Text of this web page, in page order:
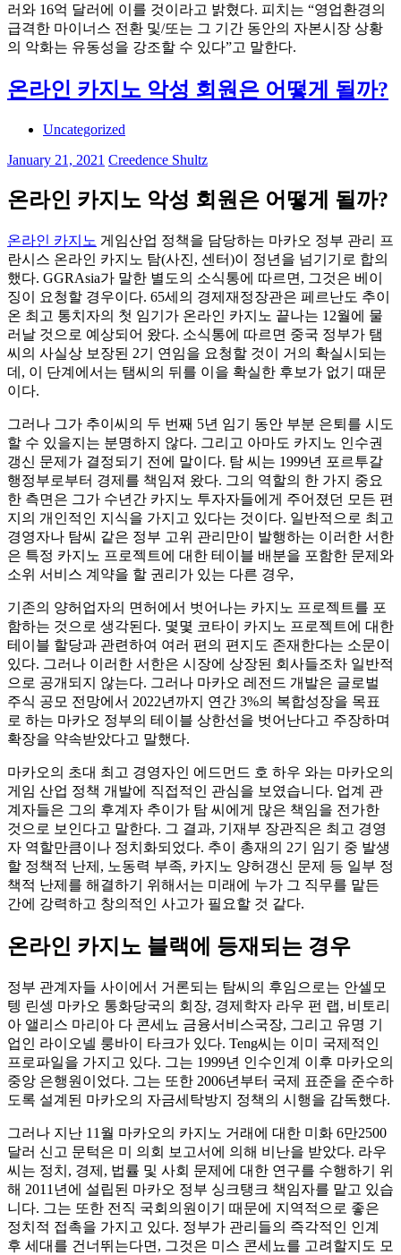
러와 16억 달러에 이를 것이라고 밝혔다. 피치는 “영업환경의
급격한 마이너스 전환 및/또는 그 기간 동안의 자본시장 상황
의 악화는 유동성을 강조할 수 있다”고 말한다.
온라인 카지노 악성 회원은 어떻게 될까?
Uncategorized
January 21, 2021 Creedence Shultz
온라인 카지노 악성 회원은 어떻게 될까?
온라인 카지노 게임산업 정책을 담당하는 마카오 정부 관리 프
란시스 온라인 카지노 탐(사진, 센터)이 정년을 넘기기로 합의
했다. GGRAsia가 말한 별도의 소식통에 따르면, 그것은 베이
징이 요청할 경우이다. 65세의 경제재정장관은 페르난도 추이
온 최고 통치자의 첫 임기가 온라인 카지노 끝나는 12월에 물
러날 것으로 예상되어 왔다. 소식통에 따르면 중국 정부가 탬
씨의 사실상 보장된 2기 연임을 요청할 것이 거의 확실시되는
데, 이 단계에서는 탬씨의 뒤를 이을 확실한 후보가 없기 때문
이다.
그러나 그가 추이씨의 두 번째 5년 임기 동안 부분 은퇴를 시도
할 수 있을지는 분명하지 않다. 그리고 아마도 카지노 인수권
갱신 문제가 결정되기 전에 말이다. 탐 씨는 1999년 포르투갈
행정부로부터 경제를 책임져 왔다. 그의 역할의 한 가지 중요
한 측면은 그가 수년간 카지노 투자자들에게 주어졌던 모든 편
지의 개인적인 지식을 가지고 있다는 것이다. 일반적으로 최고
경영자나 탐씨 같은 정부 고위 관리만이 발행하는 이러한 서한
은 특정 카지노 프로젝트에 대한 테이블 배분을 포함한 문제와
소위 서비스 계약을 할 권리가 있는 다른 경우,
기존의 양허업자의 면허에서 벗어나는 카지노 프로젝트를 포
함하는 것으로 생각된다. 몇몇 코타이 카지노 프로젝트에 대한
테이블 할당과 관련하여 여러 편의 편지도 존재한다는 소문이
있다. 그러나 이러한 서한은 시장에 상장된 회사들조차 일반적
으로 공개되지 않는다. 그러나 마카오 레전드 개발은 글로벌
주식 공모 전망에서 2022년까지 연간 3%의 복합성장을 목표
로 하는 마카오 정부의 테이블 상한선을 벗어난다고 주장하며
확장을 약속받았다고 말했다.
마카오의 초대 최고 경영자인 에드먼드 호 하우 와는 마카오의
게임 산업 정책 개발에 직접적인 관심을 보였습니다. 업계 관
계자들은 그의 후계자 추이가 탐 씨에게 많은 책임을 전가한
것으로 보인다고 말한다. 그 결과, 기재부 장관직은 최고 경영
자 역할만큼이나 정치화되었다. 추이 총재의 2기 임기 중 발생
할 정책적 난제, 노동력 부족, 카지노 양허갱신 문제 등 일부 정
책적 난제를 해결하기 위해서는 미래에 누가 그 직무를 맡든
간에 강력하고 창의적인 사고가 필요할 것 같다.
온라인 카지노 블랙에 등재되는 경우
정부 관계자들 사이에서 거론되는 탐씨의 후임으로는 안셀모
텡 린셍 마카오 통화당국의 회장, 경제학자 라우 펀 랩, 비토리
아 앨리스 마리아 다 콘세뇨 금융서비스국장, 그리고 유명 기
업인 라이오넬 룽바이 타크가 있다. Teng씨는 이미 국제적인
프로파일을 가지고 있다. 그는 1999년 인수인계 이후 마카오의
중앙 은행원이었다. 그는 또한 2006년부터 국제 표준을 준수하
도록 설계된 마카오의 자금세탁방지 정책의 시행을 감독했다.
그러나 지난 11월 마카오의 카지노 거래에 대한 미화 6만2500
달러 신고 문턱은 미 의회 보고서에 의해 비난을 받았다. 라우
씨는 정치, 경제, 법률 및 사회 문제에 대한 연구를 수행하기 위
해 2011년에 설립된 마카오 정부 싱크탱크 책임자를 맡고 있습
니다. 그는 또한 전직 국회의원이기 때문에 지역적으로 좋은
정치적 접촉을 가지고 있다. 정부가 관리들의 즉각적인 인계
후 세대를 건너뛰는다면, 그것은 미스 콘세뇨를 고려할지도 모